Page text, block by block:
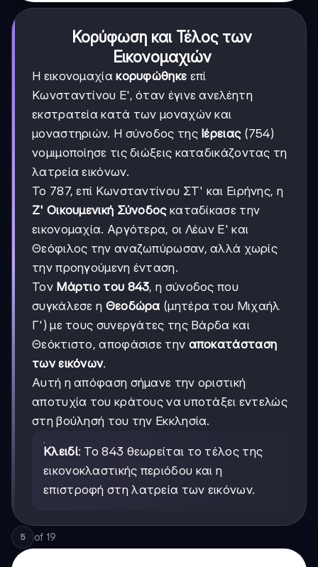
Κορύφωση και Τέλος των
Εικονομαχιών
Η εικονομαχίακορυφώθηκε επί
Κωνσταντίνου Ε', όταν έγινε ανελέητη
εκστρατεία κατά των μοναχών και
μοναστηριών. Η σύνοδος της Ιέρειας(754)
νομιμοποίησε τις διώξεις καταδικάζοντας τη
λατρεία εικόνων.
Το 787, επί Κωνσταντίνου ΣΤ' και Ειρήνης, η
Ζ' Οικουμενική Σύνοδοςκαταδίκασε την
εικονομαχία. Αργότερα, οι Λέων Ε' και
Θεόφιλος την αναζωπύρωσαν, αλλά χωρίς
την προηγούμενη ένταση.
Τον Μάρτιο του 843, η σύνοδος που
συγκάλεσε η Θεοδώρα (μητέρα του Μιχαήλ
Γ') με τους συνεργάτες της Βάρδα και
Θεόκτιστο, αποφάσισε την αποκατάσταση
των εικόνων.
Αυτή η απόφαση σήμανε την οριστική
αποτυχία του κράτους να υποτάξει εντελώς
στη βούλησή του την Εκκλησία.
Κλειδί: Το 843 θεωρείται το τέλος της
εικονοκλαστικής περιόδου και η
επιστροφή στη λατρεία των εικόνων.
5 of 19